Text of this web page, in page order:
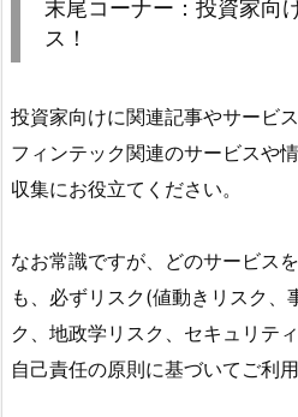
末尾コーナー：投資家向
ス！
投資家向けに関連記事やサービ
フィンテック関連のサービスや
収集にお役立てください。
なお常識ですが、どのサービス
も、必ずリスク(値動きリスク、
ク、地政学リスク、セキュリテ
自己責任の原則に基づいてご利用